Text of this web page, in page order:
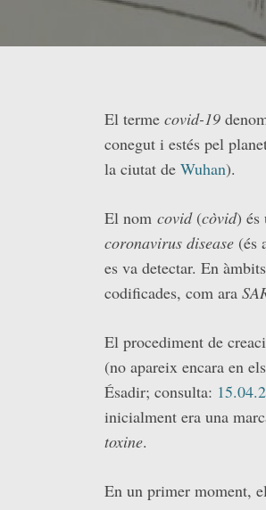
El terme covid-19
conegut i estés pel
la ciutat de Wuhan).
El nom covid(còvid) és
coronavirus disease (és
es va detectar. En
codificades, com ara
El procediment de
(no apareix encara en
Ésadir; consulta:
inicialment era una
toxine.
En un primer moment,